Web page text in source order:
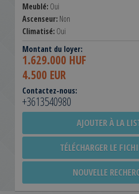
Meublé: Oui
Ascenseur: Non
Climatisé: Oui
Montant du loyer:
1.629.000 HUF
4.500 EUR
Contactez-nous:
+3613540980
AJOUTER À LA
TÉLÉCHARGER LE
NOUVELLE